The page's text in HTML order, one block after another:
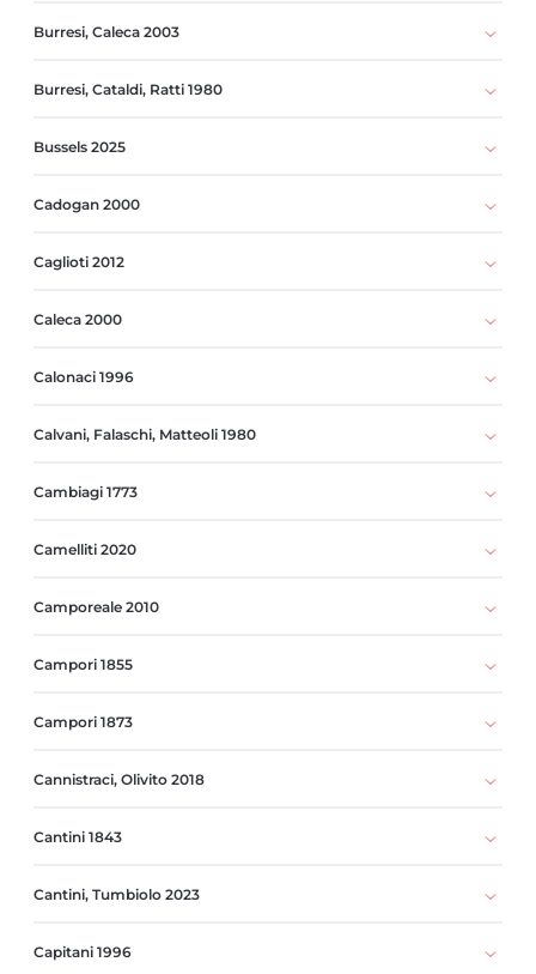
Burresi, Caleca 2003
Burresi, Cataldi, Ratti 1980
Bussels 2025
Cadogan 2000
Caglioti 2012
Caleca 2000
Calonaci 1996
Calvani, Falaschi, Matteoli 1980
Cambiagi 1773
Camelliti 2020
Camporeale 2010
Campori 1855
Campori 1873
Cannistraci, Olivito 2018
Cantini 1843
Cantini, Tumbiolo 2023
Capitani 1996